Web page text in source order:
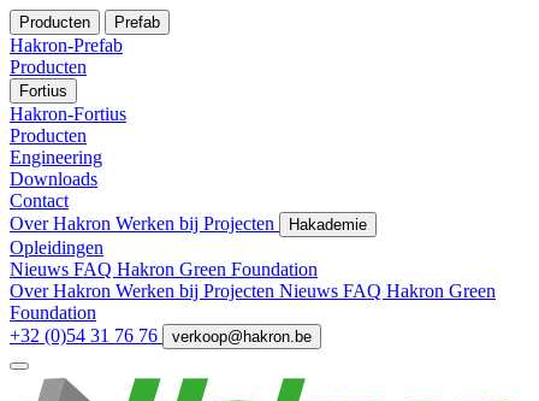
Producten Prefab
Hakron-Prefab
Producten
Fortius
Hakron-Fortius
Producten
Engineering
Downloads
Contact
Over Hakron Werken bij Projecten Hakademie
Opleidingen
Nieuws FAQ Hakron Green Foundation
Over Hakron Werken bij Projecten Nieuws FAQ Hakron Green
Foundation
+32 (0)54 31 76 76
verkoop@hakron.be